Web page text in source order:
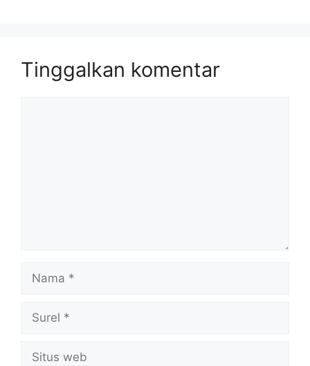
Tinggalkan komentar